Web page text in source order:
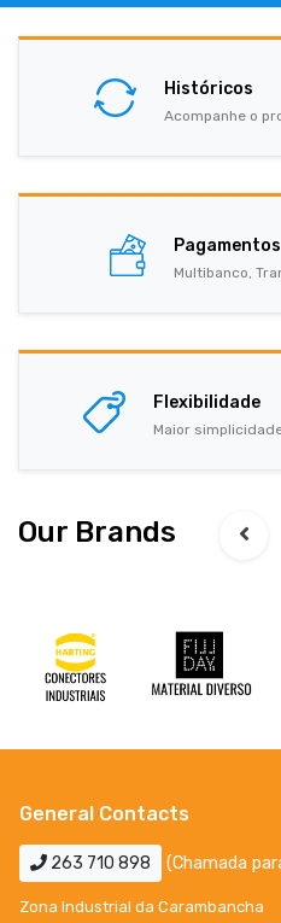
Históricos
Acompanhe o
Pagamentos
Multibanco,
Flexibilidade
Maior
Our Brands
General Contacts
263 710 898 (Chamada
Zona Industrial da Carambancha